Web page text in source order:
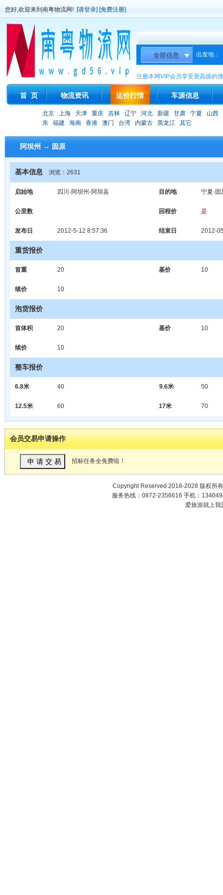
您好,欢迎来到南粤物流网! [请登录] [免费注册]
出发地：
注册本网VIP会员享受更高级的
首 页 物流资讯 运价行情 车源信息
北京 上海 天津 重庆 吉林 辽宁 河北 新疆 甘肃 宁夏
山西
东
福建 海南 香港 澳门 台湾 内蒙古 黑龙江 其它
阿坝州 → 固原
基本信息 浏览：2631
启始地 四川-阿坝州-阿坝县 目的地 宁夏-固
公里数 回程价 是
发布日 2012-5-12 8:57:36 结束日 2012-
重货报价
首重 20 基价 10
续价 10
泡货报价
首体积 20 基价 10
续价 10
整车报价
6.8米 40 9.6米 50
12.5米 60 17米 70
会员交易申请操作
招标任务全免费啦！
Copyright Reserved 2018-2028 版权所
服务热线：0872-2356616 手机：
爱旅游就上我